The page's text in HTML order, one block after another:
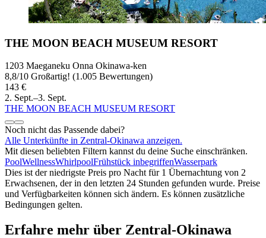
THE MOON BEACH MUSEUM RESORT
1203 Maeganeku Onna Okinawa-ken
8,8/10 Großartig! (1.005 Bewertungen)
143 €
2. Sept.–3. Sept.
THE MOON BEACH MUSEUM RESORT
Noch nicht das Passende dabei?
Alle Unterkünfte in Zentral-Okinawa anzeigen.
Mit diesen beliebten Filtern kannst du deine Suche einschränken.
PoolWellnessWhirlpoolFrühstück inbegriffenWasserpark
Dies ist der niedrigste Preis pro Nacht für 1 Übernachtung von 2
Erwachsenen, der in den letzten 24 Stunden gefunden wurde. Preise
und Verfügbarkeiten können sich ändern. Es können zusätzliche
Bedingungen gelten.
Erfahre mehr über Zentral-Okinawa